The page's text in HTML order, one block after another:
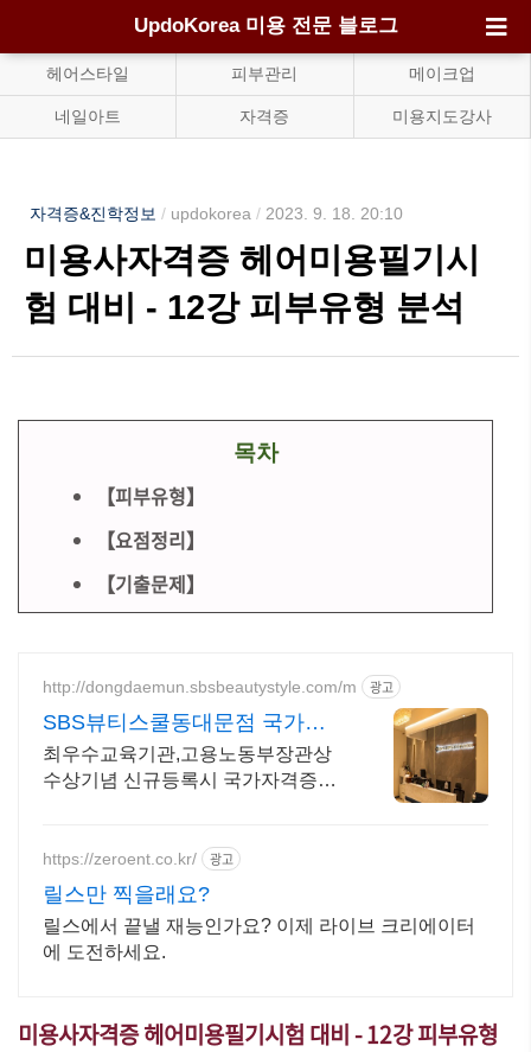
UpdoKorea 미용 전문 블로그
헤어스타일 피부관리 메이크업
네일아트 자격증 미용지도강사
자격증&진학정보 / updokorea / 2023. 9. 18. 20:10
미용사자격증 헤어미용필기시
험 대비 - 12강 피부유형 분석
목차
【피부유형】
【요점정리】
【기출문제】
http://dongdaemun.sbsbeautystyle.com/m 광고
SBS뷰티스쿨동대문점 국가반
오전오후 70% 할인중
최우수교육기관,고용노동부장관상
수상기념 신규등록시 국가자격증
https://zeroent.co.kr/ 광고
릴스만 찍을래요?
릴스에서 끝낼 재능인가요? 이제 라이브 크리에이터
에 도전하세요.
미용사자격증 헤어미용필기시험 대비 - 12강 피부유형